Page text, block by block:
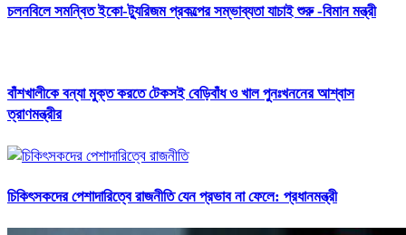
চলনবিলে সমন্বিত ইকো-ট্যুরিজম প্রকল্পের সম্ভাব্যতা যাচাই শুরু -বিমান মন্ত্রী
বাঁশখালীকে বন্যা মুক্ত করতে টেকসই বেড়িবাঁধ ও খাল পুনঃখননের আশ্বাস
ত্রাণমন্ত্রীর
চিকিৎসকদের পেশাদারিত্বে রাজনীতি যেন প্রভাব না ফেলে: প্রধানমন্ত্রী